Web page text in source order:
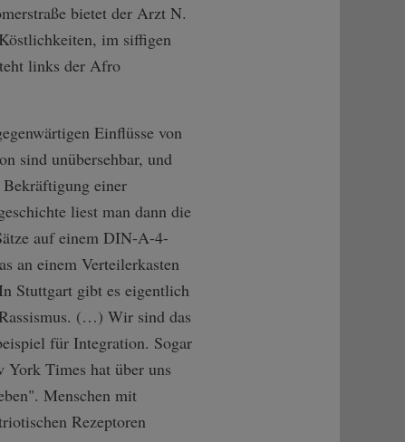
bietet der Arzt N.
im siffigen
links der Afro
Einflüsse von
sind unübersehbar, und
einer
liest man dann die
auf einem DIN-A-4-
an einem Verteilerkasten
Stuttgart gibt es eigentlich
(…) Wir sind das
für Integration. Sogar
York Times hat über uns
Menschen mit
Rezeptoren